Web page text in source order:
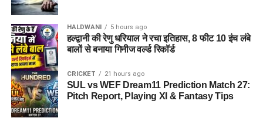
HALDWANI 5 hours ago
हल्द्वानी की रेणु धरियाल ने रचा इतिहास, 8 फीट 10 इंच लंबे
बालों से बनाया गिनीज वर्ल्ड रिकॉर्ड
CRICKET 21 hours ago
SUL vs WEF Dream11 Prediction Match 27:
Pitch Report, Playing XI & Fantasy Tips